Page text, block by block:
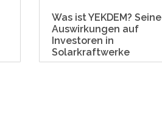
Was ist YEKDEM? Seine
Auswirkungen auf
Investoren in
Solarkraftwerke